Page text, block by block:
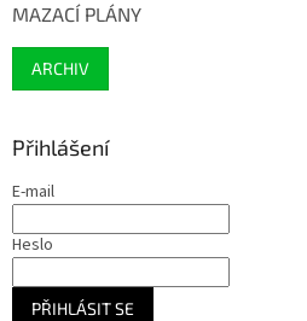
MAZACÍ PLÁNY
ARCHIV
Přihlášení
E-mail
Heslo
PŘIHLÁSIT SE